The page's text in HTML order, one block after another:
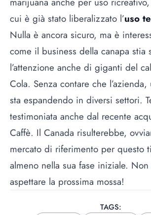
cui è già stato liberalizzato l’uso
Nulla è ancora sicuro, ma è
come il business della canapa stia
l’attenzione anche di giganti del
Cola. Senza contare che
sta espandendo in diversi settori.
testimoniata anche dal recente
Caffè. Il Canada risulterebbe,
mercato di riferimento per questo
almeno nella sua fase iniziale. Non
aspettare la prossima mossa!
TAGS: